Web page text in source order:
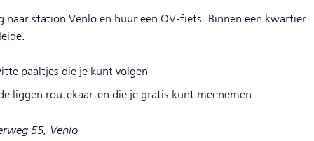
naar station Venlo en huur een OV-fiets. Binnen een kwartier
paaltjes die je kunt volgen
liggen routekaarten die je gratis kunt meenemen
55, Venlo